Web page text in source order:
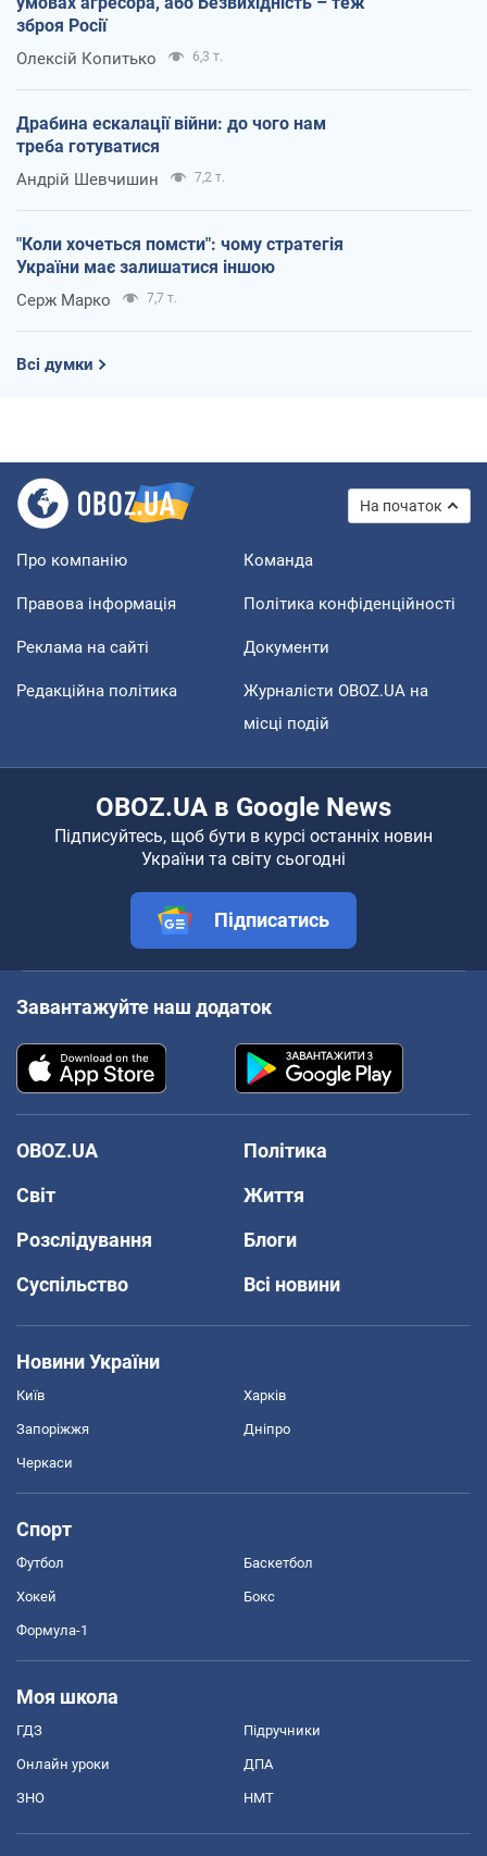
зброя Росії
Олексій Копитько 6,3 т.
Драбина ескалації війни: до чого нам
треба готуватися
Андрій Шевчишин 7,2 т.
"Коли хочеться помсти": чому стратегія
України має залишатися іншою
Серж Марко 7,7 т.
Всі думки
На початок
Про компанію Команда
Правова інформація Політика конфіденційності
Реклама на сайті Документи
Редакційна політика
Журналісти OBOZ.UA на
місці подій
OBOZ.UA в Google News
Підписуйтесь, щоб бути в курсі останніх новин
України та світу сьогодні
Підписатись
Завантажуйте наш додаток
OBOZ.UA
Політика
Світ
Життя
Розслідування
Блоги
Суспільство
Всі новини
Новини України
Київ Харків
Запоріжжя Дніпро
Черкаси
Спорт
Футбол Баскетбол
Хокей Бокс
Формула-1
Моя школа
ГДЗ Підручники
Онлайн уроки ДПА
ЗНО НМТ